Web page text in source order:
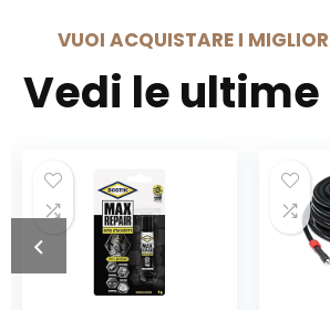
VUOI ACQUISTARE I
Vedi le